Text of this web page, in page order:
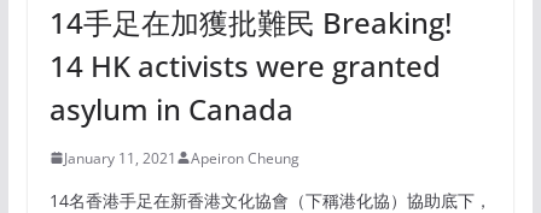
14手足在加獲批難民 Breaking!
14 HK activists were granted
asylum in Canada
January 11, 2021 Apeiron Cheung
14名香港手足在新香港文化協會（下稱港化協）協助底下，